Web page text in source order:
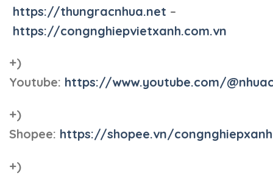
https://thungracnhua.net –
https://congnghiepvietxanh.com.vn
+)
Youtube: https://www.youtube.com/
+)
Shopee: https://shopee.vn/
+)